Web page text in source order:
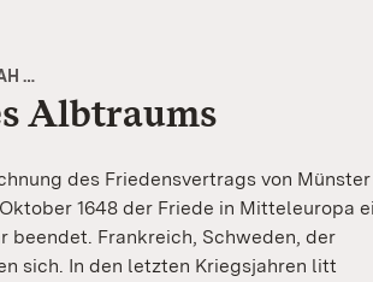
…
Albtraums
des Friedensvertrags von Münster
1648 der Friede in Mitteleuropa
beendet. Frankreich, Schweden, der
sich. In den letzten Kriegsjahren litt